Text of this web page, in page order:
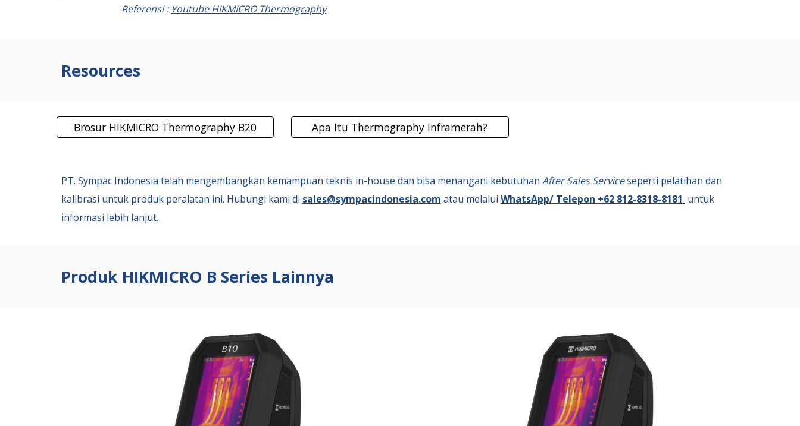
Referensi : Youtube HIKMICRO Thermography
Resources
Brosur HIKMICRO Thermography B20 Apa Itu Thermography Inframerah?
PT. Sympac Indonesia telah mengembangkan kemampuan teknis in-house dan bisa menangani kebutuhan After Sales Serviceseperti pelatihan dan
kalibrasi untuk produk peralatan ini. Hubungi kami di sales@sympacindonesia.com atau melalui WhatsApp/ Telepon +62 812-8318-8181 untuk
informasi lebih lanjut.
Produk HIKMICRO B Series Lainnya